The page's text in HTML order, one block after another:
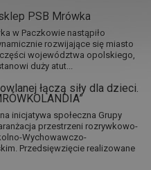
PSB Mrówka
w Paczkowie nastąpiło
rozwijające się miasto
województwa opolskiego,
duży atut...
łączą siły dla dzieci.
inicjatywa społeczna Grupy
przestrzeni rozrywkowo-
Wychowawczo-
Przedsięwzięcie realizowane